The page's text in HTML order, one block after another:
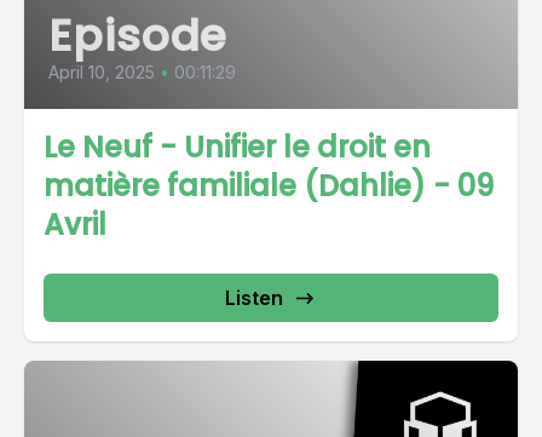
Episode
April 10, 2025 • 00:11:29
Le Neuf - Unifier le droit en
matière familiale (Dahlie) - 09
Avril
Listen